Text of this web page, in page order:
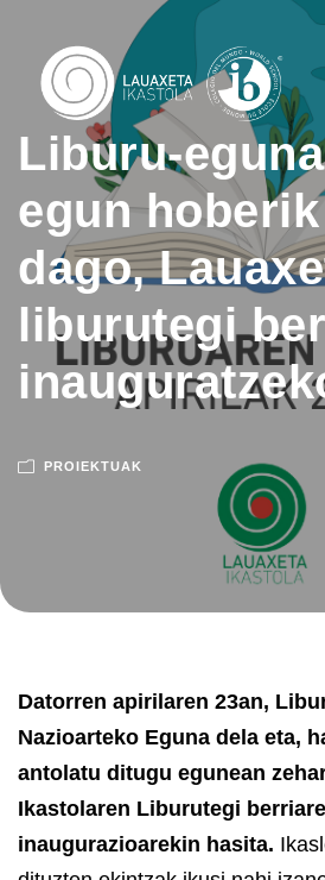
Liburu-
egun
dago,
liburutegi
PROIEKTUAK
Datorren apirilaren 23an,
Nazioarteko Eguna dela eta,
antolatu ditugu egunean
Ikastolaren Liburutegi
inaugurazioarekin hasita.